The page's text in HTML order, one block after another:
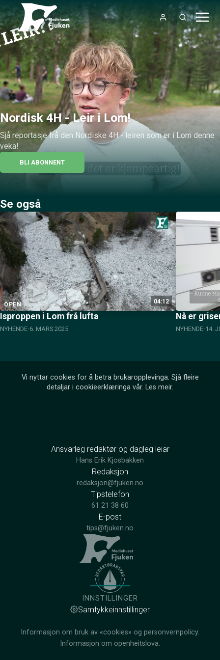
Nordisk 4H - Leir i Lom!
Sjå reportasje frå den Nordiske 4H - leiren som er i Lom denne
veka!
BLI ABONNENT
Se også
04:12
OPEN
Isproppen i Lom frå lufta
NYHENDE 6. MARS 2025
Nå er
NYHENDE 14.
Vi nyttar cookies for å betra brukaropplevinga. Sjå fleire
detaljar i cookieerklæringa vår. Les meir.
Ansvarleg redaktør og dagleg leiar
Hans Erik Kjosbakken
Redaksjon
redaksjon@fjuken.no
Tipstelefon
61 21 38 60
E-post
tips@fjuken.no
INNSTILLINGER
Samtykkeinnstillinger
Informasjon om bruk av «cookies» og personvernpolicy.
Informasjon om openheitslova.